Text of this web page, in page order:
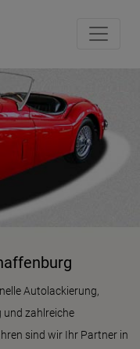
Autolackierung,
und zahlreiche
sind wir Ihr Partner in